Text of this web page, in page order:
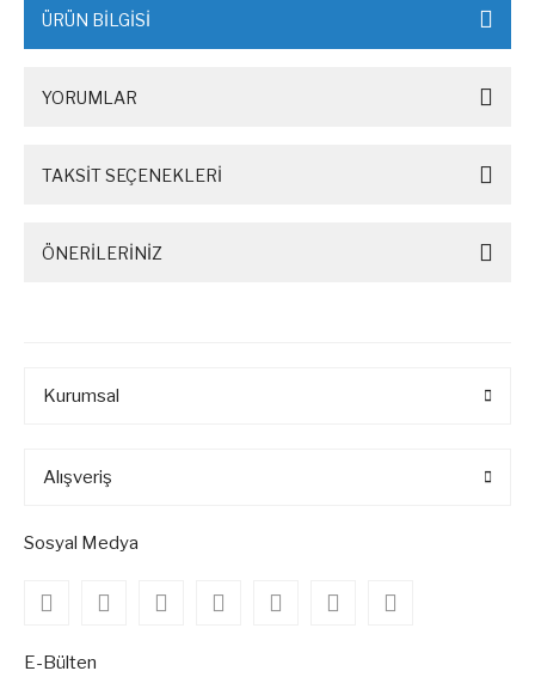
ÜRÜN BİLGİSİ
YORUMLAR
TAKSİT SEÇENEKLERİ
ÖNERİLERİNİZ
Kurumsal
Alışveriş
Sosyal Medya
E-Bülten